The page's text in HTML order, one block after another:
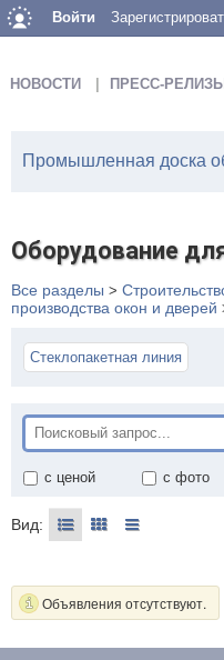
Войти
НОВОСТИ ПРЕСС-РЕЛИЗЫ
Промышленная доска
Оборудование
Все разделы >
производства окон и дверей
Стеклопакетная линия
с ценой с фото
Вид:
Объявления отсутствуют.